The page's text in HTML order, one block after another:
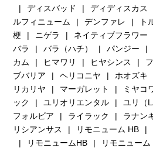
ディスバッド
ディディスカス
ルフィニューム
デンファレ ト
梗
ニゲラ ネイティブフラワー
バラ
バラ（ハチ） パンジー
カム
ヒマワリ ヒヤシンス
ブバリア
ヘリコニヤ ホオズキ
リカリヤ
マーガレット ミヤコ
ック
ユリオリエンタル ユリ（
フォルビア
ライラック ラナン
リシアンサス
リモニューム HB
リモニュームHB
リモニュー